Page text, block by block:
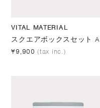
VITAL MATERIAL
スクエアボックスセット A
¥9,900 (tax inc.)